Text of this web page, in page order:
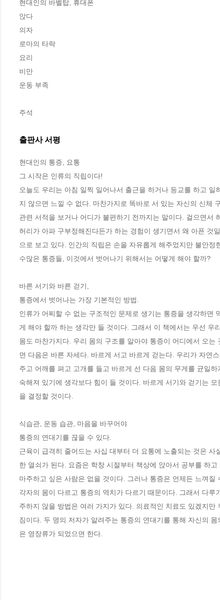
현대인의 바벨탑, 휴대폰
앉다
의자
로마의 타락
요리
비만
운동 부족
주석
출판사 서평
현대인의 통증, 요통
그 시작은 인류의 직립이다!
오늘도 우리는 아침 일찍 일어나서 출근을 하거나 등교를 하고
지 않으면 느낄 수 없다. 마찬가지로 똑바로 서 있는 자신의 신체
관련 서적을 보거나 어디가 불편하기 전까지는 말이다. 걸으면서
허리가 아파 구부정해진다든가 하는 경험이 생기면서 왜 아픈 것
으로 보고 있다. 인간의 직립은 손을 자유롭게 해주었지만 불안
수많은 통증들, 이것에서 벗어나기 위해서는 어떻게 해야 할까?
바른 서기와 바른 걷기,
통증에서 벗어나는 가장 기본적인 방법.
인류가 어찌할 수 없는 구조적인 문제로 생기는 통증을 생각하면
게 해야 할까 하는 생각만 들 것이다. 그래서 이 책에서는 우선
몸도 마찬가지다. 우리 몸의 구조를 알아야 통증이 어디에서 오
면 다음은 바른 자세다. 바르게 서고 바르게 걷는다. 우리가 자연
주고 어깨를 펴고 고개를 들고 바르게 선 다음 몸의 무게를 균일
숙해져 있기에 생각보다 힘이 들 것이다. 바르게 서기와 걷기는
을 결정할 것이다.
식습관, 운동 습관, 마음을 바꾸어야
통증의 연대기를 끊을 수 있다.
근육이 급격히 줄어드는 사십 대부터 더 요통에 노출되는 것은
한 열쇠가 된다. 요즘은 학창 시절부터 책상에 앉아서 공부를 하
마주하고 싶은 사람은 없을 것이다. 그러나 통증은 언제든 느껴
각자의 몸이 다르고 통증의 역치가 다르기 때문이다. 그래서 다
주하지 않을 방법은 여러 가지가 있다. 의료적인 치료도 있겠지
짐이다. 두 명의 저자가 알려주는 통증의 연대기를 통해 자신의
은 영장류가 되었으면 한다.